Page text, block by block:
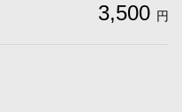
3,500 円